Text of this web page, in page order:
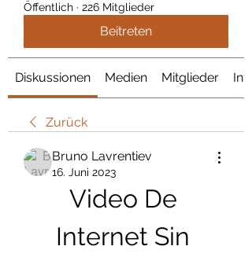
Öffentlich · 226 Mitglieder
Beitreten
Diskussionen Medien Mitglieder Info
Zurück
Bruno Lavrentiev
16. Juni 2023
Video De
Internet Sin